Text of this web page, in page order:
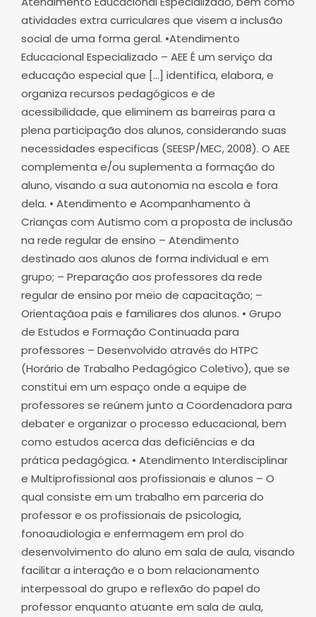
atividades extra curriculares que visem a inclusão
social de uma forma geral. •Atendimento
Educacional Especializado – AEE É um serviço da
educação especial que […] identifica, elabora, e
organiza recursos pedagógicos e de
acessibilidade, que eliminem as barreiras para a
plena participação dos alunos, considerando suas
necessidades especificas (SEESP/MEC, 2008). O AEE
complementa e/ou suplementa a formação do
aluno, visando a sua autonomia na escola e fora
dela. • Atendimento e Acompanhamento à
Crianças com Autismo com a proposta de inclusão
na rede regular de ensino – Atendimento
destinado aos alunos de forma individual e em
grupo; – Preparação aos professores da rede
regular de ensino por meio de capacitação; –
Orientaçãoa pais e familiares dos alunos. • Grupo
de Estudos e Formação Continuada para
professores – Desenvolvido através do HTPC
(Horário de Trabalho Pedagógico Coletivo), que se
constitui em um espaço onde a equipe de
professores se reúnem junto a Coordenadora para
debater e organizar o processo educacional, bem
como estudos acerca das deficiências e da
prática pedagógica. • Atendimento Interdisciplinar
e Multiprofissional aos profissionais e alunos – O
qual consiste em um trabalho em parceria do
professor e os profissionais de psicologia,
fonoaudiologia e enfermagem em prol do
desenvolvimento do aluno em sala de aula, visando
facilitar a interação e o bom relacionamento
interpessoal do grupo e reflexão do papel do
professor enquanto atuante em sala de aula,